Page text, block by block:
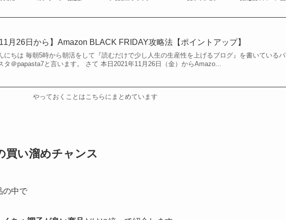
11月26日から】Amazon BLACK FRIDAY攻略法【ポイントアップ】
にちは 毎朝5時から朝活をして『読むだけで少し人生の生産性を上げるブログ』を書いているパ
タ＠papasta7と言います。 さて 本日2021年11月26日（金）からAmazo...
やっておくことはこちらにまとめています
買い溜めチャンス
の中で